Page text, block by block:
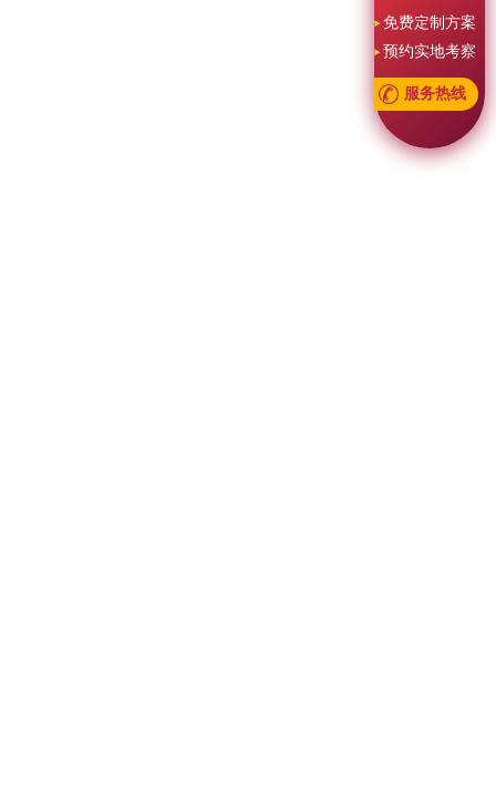
免费定制方案
预约实地考察
服务热线